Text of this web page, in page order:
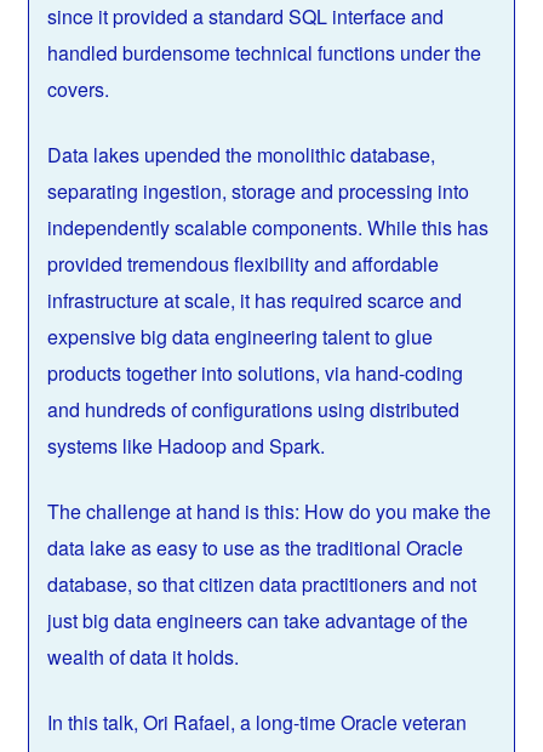
since it provided a standard SQL interface and
handled burdensome technical functions under the
covers.
Data lakes upended the monolithic database,
separating ingestion, storage and processing into
independently scalable components. While this has
provided tremendous flexibility and affordable
infrastructure at scale, it has required scarce and
expensive big data engineering talent to glue
products together into solutions, via hand-coding
and hundreds of configurations using distributed
systems like Hadoop and Spark.
The challenge at hand is this: How do you make the
data lake as easy to use as the traditional Oracle
database, so that citizen data practitioners and not
just big data engineers can take advantage of the
wealth of data it holds.
In this talk, Ori Rafael, a long-time Oracle veteran